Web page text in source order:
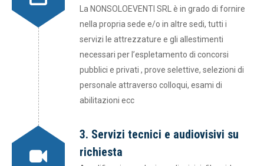
La NONSOLOEVENTI SRL è in grado di fornire
nella propria sede e/o in altre sedi, tutti i
servizi le attrezzature e gli allestimenti
necessari per l’espletamento di concorsi
pubblici e privati , prove selettive, selezioni di
personale attraverso colloqui, esami di
abilitazioni ecc
3. Servizi tecnici e audiovisivi su
richiesta